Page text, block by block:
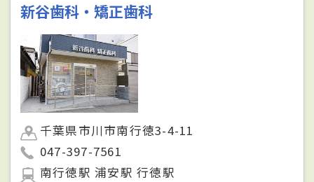
新谷歯科・矯正歯科
千葉県市川市南行徳3-4-11
047-397-7561
南行徳駅 浦安駅 行徳駅